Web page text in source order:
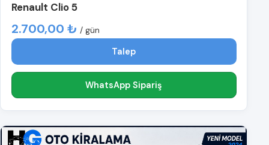
Renault Clio 5
2.700,00 ₺ / gün
Talep
WhatsApp Sipariş